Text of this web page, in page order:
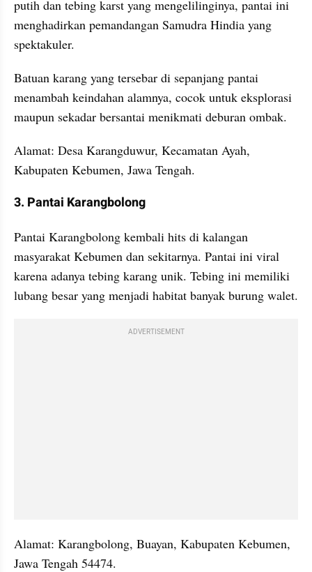
putih dan tebing karst yang mengelilinginya, pantai ini
menghadirkan pemandangan Samudra Hindia yang
spektakuler.
Batuan karang yang tersebar di sepanjang pantai
menambah keindahan alamnya, cocok untuk eksplorasi
maupun sekadar bersantai menikmati deburan ombak.
Alamat: Desa Karangduwur, Kecamatan Ayah,
Kabupaten Kebumen, Jawa Tengah.
3. Pantai Karangbolong
Pantai Karangbolong kembali hits di kalangan
masyarakat Kebumen dan sekitarnya. Pantai ini viral
karena adanya tebing karang unik. Tebing ini memiliki
lubang besar yang menjadi habitat banyak burung walet.
ADVERTISEMENT
Alamat: Karangbolong, Buayan, Kabupaten Kebumen,
Jawa Tengah 54474.